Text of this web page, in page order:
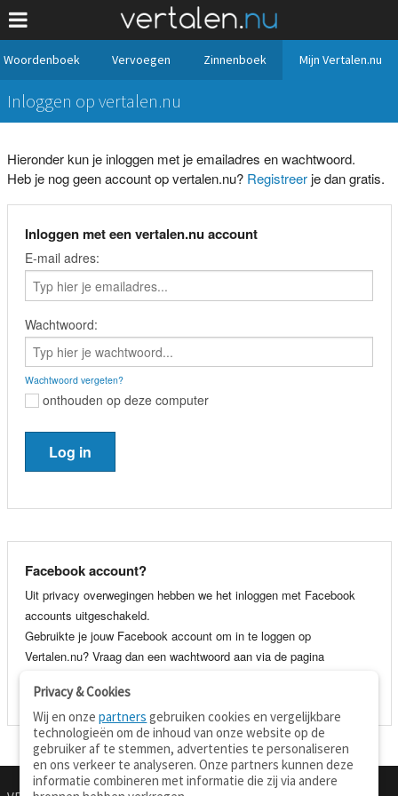
Woordenboek Vervoegen Zinnenboek Mijn Vertalen.nu
Inloggen op vertalen.nu
Hieronder kun je inloggen met je emailadres en wachtwoord.
Heb je nog geen account op vertalen.nu? Registreerje dan gratis.
Inloggen met een vertalen.nu account
E-mail adres:
Wachtwoord:
Wachtwoord vergeten?
onthouden op deze computer
Facebook account?
Uit privacy overwegingen hebben we het inloggen met Facebook
accounts uitgeschakeld.
Gebruikte je jouw Facebook account om in te loggen op
Vertalen.nu? Vraag dan een wachtwoord aan via de pagina
je e-mail adres en wachtwoord.
Privacy & Cookies
Wij en onzepartners gebruiken cookies en vergelijkbare
technologieën om de inhoud van onze website op de
gebruiker af te stemmen, advertenties te personaliseren
en ons verkeer te analyseren. Onze partners kunnen deze
informatie combineren met informatie die zij via andere